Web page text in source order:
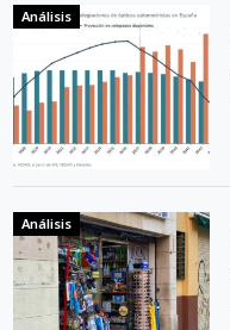
Análisis
Análisis